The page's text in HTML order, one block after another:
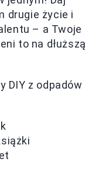
drugie życie i
– a Twoje
to na dłuższą
DIY z odpadów